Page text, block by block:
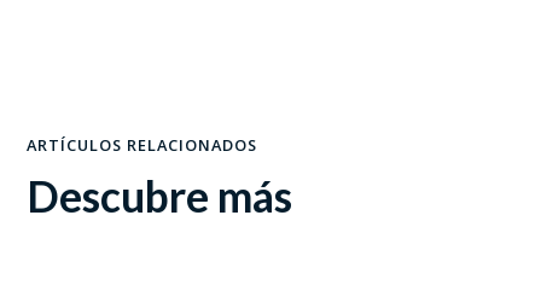
ARTÍCULOS RELACIONADOS
Descubre más